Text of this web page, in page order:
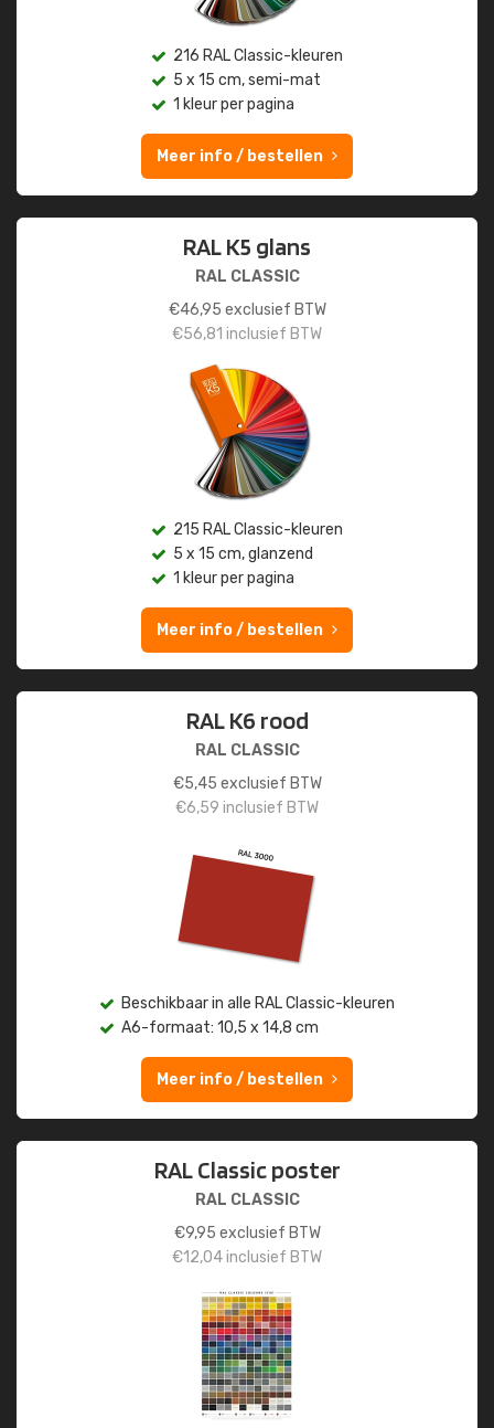
216 RAL Classic-kleuren
5 x 15 cm, semi-mat
1 kleur per pagina
Meer info / bestellen
RAL K5 glans
RAL CLASSIC
€46,95 exclusief BTW
€56,81 inclusief BTW
215 RAL Classic-kleuren
5 x 15 cm, glanzend
1 kleur per pagina
Meer info / bestellen
RAL K6 rood
RAL CLASSIC
€5,45 exclusief BTW
€6,59 inclusief BTW
Beschikbaar in alle RAL Classic-kleuren
A6-formaat: 10,5 x 14,8 cm
Meer info / bestellen
RAL Classic poster
RAL CLASSIC
€9,95 exclusief BTW
€12,04inclusief BTW